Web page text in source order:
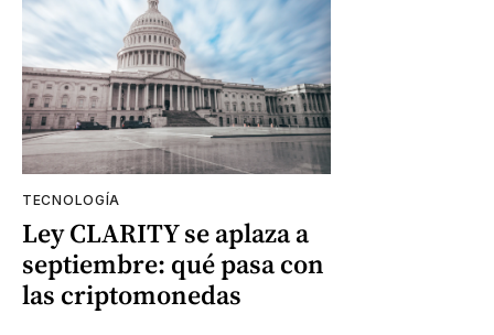
TECNOLOGÍA
Ley CLARITY se aplaza a
septiembre: qué pasa con
las criptomonedas